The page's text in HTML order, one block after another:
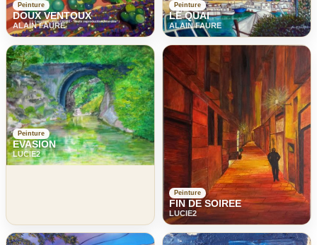
Peinture
DOUX VENTOUX
ALAIN FAURE
Peinture
LE QUAI
ALAIN FAURE
Peinture
EVASION
LUCIE2
Peinture
FIN DE SOIREE
LUCIE2